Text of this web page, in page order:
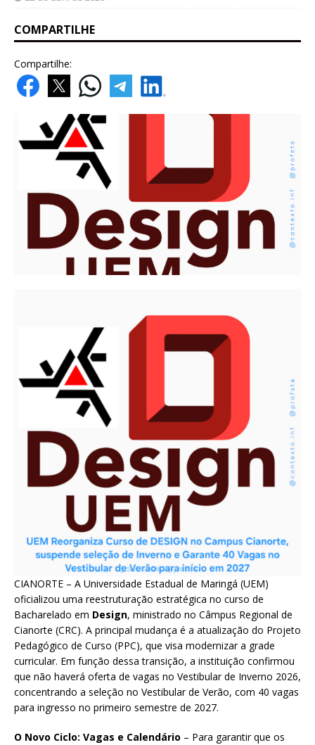
COMPARTILHE
Compartilhe:
CIANORTE – A Universidade Estadual de Maringá (UEM)
oficializou uma reestruturação estratégica no curso de
Bacharelado em Design, ministrado no Câmpus Regional de
Cianorte (CRC). A principal mudança é a atualização do Projeto
Pedagógico de Curso (PPC), que visa modernizar a grade
curricular. Em função dessa transição, a instituição confirmou
que não haverá oferta de vagas no Vestibular de Inverno 2026,
concentrando a seleção no Vestibular de Verão, com 40 vagas
para ingresso no primeiro semestre de 2027.
O Novo Ciclo: Vagas e Calendário – Para garantir que os